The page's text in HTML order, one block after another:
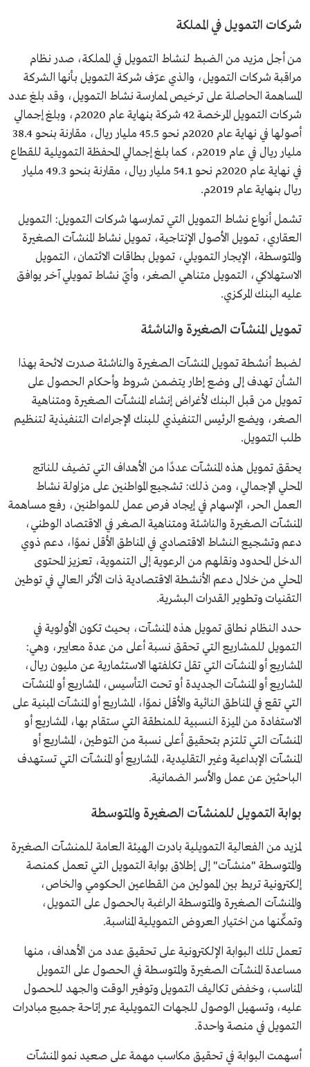
شركات التمويل في المملكة
من أجل مزيد من الضبط لنشاط التمويل في المملكة، صدر نظام
مراقبة شركات التمويل، والذي عرّف شركة التمويل بأنها الشركة
المساهمة الحاصلة على ترخيص لممارسة نشاط التمويل، وقد بلغ عدد
شركات التمويل المرخصة 42 شركة بنهاية عام 2020م، وبلغ إجمالي
أصولها في نهاية عام 2020م نحو 45.5 مليار ريال، مقارنة بنحو 38.4
مليار ريال في عام 2019م، كما بلغ إجمالي المحفظة التمويلية للقطاع
في نهاية عام 2020م نحو 54.1 مليار ريال، مقارنة بنحو 49.3 مليار
ريال بنهاية عام 2019م.
تشمل أنواع نشاط التمويل التي تمارسها شركات التمويل: التمويل
العقاري، تمويل الأصول الإنتاجية، تمويل نشاط المنشآت الصغيرة
والمتوسطة، الإيجار التمويلي، تمويل بطاقات الائتمان، التمويل
الاستهلاكي، التمويل متناهي الصغر، وأيّ نشاط تمويلي آخر يوافق
عليه البنك المركزي.
تمويل المنشآت الصغيرة والناشئة
لضبط أنشطة تمويل المنشآت الصغيرة والناشئة صدرت لائحة بهذا
الشأن تهدف إلى وضع إطار يتضمن شروط وأحكام الحصول على
تمويل من قبل البنك لأغراض إنشاء المنشآت الصغيرة ومتناهية
الصغر، ويضع الرئيس التنفيذي للبنك الإجراءات التنفيذية لتنظيم
طلب التمويل.
يحقق تمويل هذه المنشآت عددًا من الأهداف التي تضيف للناتج
المحلي الإجمالي، ومن ذلك: تشجيع المواطنين على مزاولة نشاط
العمل الحر، الإسهام في إيجاد فرص عمل للمواطنين، رفع مساهمة
المنشآت الصغيرة والناشئة ومتناهية الصغر في الاقتصاد الوطني،
دعم وتشجيع النشاط الاقتصادي في المناطق الأقل نموًا، دعم ذوي
الدخل المحدود ونقلهم من الرعوية إلى التنموية، تعزيز المحتوى
المحلي من خلال دعم الأنشطة الاقتصادية ذات الأثر العالي في توطين
التقنيات وتطوير القدرات البشرية.
حدد النظام نطاق تمويل هذه المنشآت، بحيث تكون الأولوية في
التمويل للمشاريع التي تحقق نسبة أعلى من عدة معايير، وهي:
المشاريع أو المنشآت التي تقل تكلفتها الاستثمارية عن مليون ريال،
المشاريع أو المنشآت الجديدة أو تحت التأسيس، المشاريع أو المنشآت
التي تقع في المناطق النائية والأقل نموًا، المشاريع أو المنشآت المبنية على
الاستفادة من الميزة النسبية للمنطقة التي ستقام بها، المشاريع أو
المنشآت التي تلتزم بتحقيق أعلى نسبة من التوطين، المشاريع أو
المنشآت الإبداعية وغير التقليدية، المشاريع أو المنشآت التي تستهدف
الباحثين عن عمل والأسر الضمانية.
بوابة التمويل للمنشآت الصغيرة والمتوسطة
لمزيد من الفعالية التمويلية بادرت الهيئة العامة للمنشآت الصغيرة
والمتوسطة "منشآت" إلى إطلاق بوابة التمويل التي تعمل كمنصة
إلكترونية تربط بين الممولين من القطاعين الحكومي والخاص،
والمنشآت الصغيرة والمتوسطة الراغبة بالحصول على التمويل،
وتمكِّنها من اختيار العروض التمويلية المناسبة.
تعمل تلك البوابة الإلكترونية على تحقيق عدد من الأهداف، منها
مساعدة المنشآت الصغيرة والمتوسطة في الحصول على التمويل
المناسب، وخفض تكاليف التمويل وتوفير الوقت والجهد للحصول
عليه، وتسهيل الوصول للجهات التمويلية عبر إتاحة جميع مبادرات
التمويل في منصة واحدة.
أسهمت البوابة في تحقيق مكاسب مهمة على صعيد نمو المنشآت